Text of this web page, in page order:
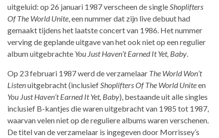
uitgeluid: op 26 januari 1987 verscheen de single Shoplifters
Of The World Unite , een nummer dat zijn live debuut had
gemaakt tijdens het laatste concert van 1986. Het nummer
verving de geplande uitgave van het ook niet op een regulier
album uitgebrachte You Just Haven’t Earned It Yet, Baby
Op 23 februari 1987 werd de verzamelaar The World Won’t
Listenuitgebracht (inclusief Shoplifters Of The World Uniteen
You Just Haven’t Earned It Yet, Baby), bestaande uit alle singles
inclusief B-kantjes die waren uitgebracht van 1985 tot 1987,
waarvan velen niet op de reguliere albums waren verschenen.
De titel van de verzamelaar is ingegeven door Morrissey’s